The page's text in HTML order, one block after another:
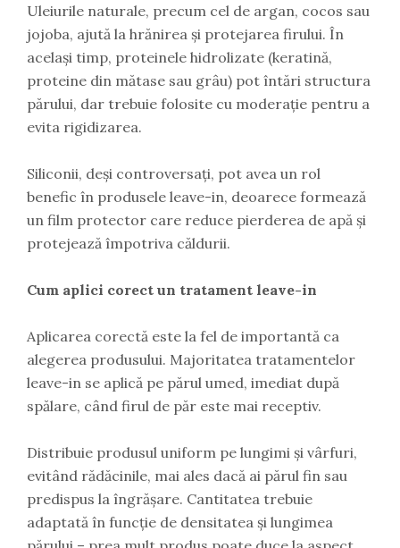
Uleiurile naturale, precum cel de argan, cocos sau
jojoba, ajută la hrănirea și protejarea firului. În
același timp, proteinele hidrolizate (keratină,
proteine din mătase sau grâu) pot întări structura
părului, dar trebuie folosite cu moderație pentru a
evita rigidizarea.
Siliconii, deși controversați, pot avea un rol
benefic în produsele leave-in, deoarece formează
un film protector care reduce pierderea de apă și
protejează împotriva căldurii.
Cum aplici corect un tratament leave-in
Aplicarea corectă este la fel de importantă ca
alegerea produsului. Majoritatea tratamentelor
leave-in se aplică pe părul umed, imediat după
spălare, când firul de păr este mai receptiv.
Distribuie produsul uniform pe lungimi și vârfuri,
evitând rădăcinile, mai ales dacă ai părul fin sau
predispus la îngrășare. Cantitatea trebuie
adaptată în funcție de densitatea și lungimea